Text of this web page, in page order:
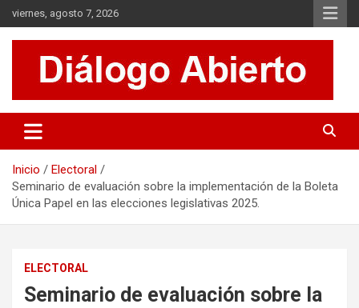
Saltar
al
contenido
viernes, agosto 7, 2026
Diálogo Abierto
Se tratan diversos temas de actualidad buscando hacer un
aporte a la sociedad, brindando información relevante de lo que
Inicio
Electoral
Seminario de evaluación sobre la implementación de la Boleta
Única Papel en las elecciones legislativas 2025.
ELECTORAL
Seminario de evaluación sobre la